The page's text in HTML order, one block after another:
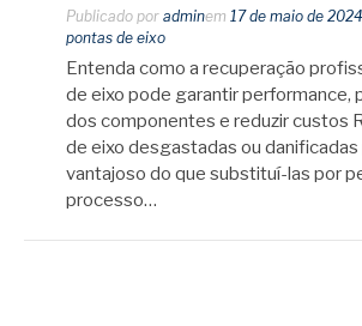
Publicado por adminem 17 de maio de 2024
pontas de eixo
Entenda como a recuperação
de eixo pode garantir performance,
dos componentes e reduzir custos
de eixo desgastadas ou
vantajoso do que substituí-las por
processo…